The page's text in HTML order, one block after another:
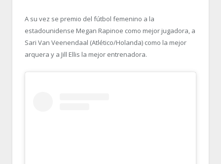
A su vez se premio del fútbol femenino a la
estadounidense Megan Rapinoe como mejor jugadora, a
Sari Van Veenendaal (Atlético/Holanda) como la mejor
arquera y a Jill Ellis la mejor entrenadora.